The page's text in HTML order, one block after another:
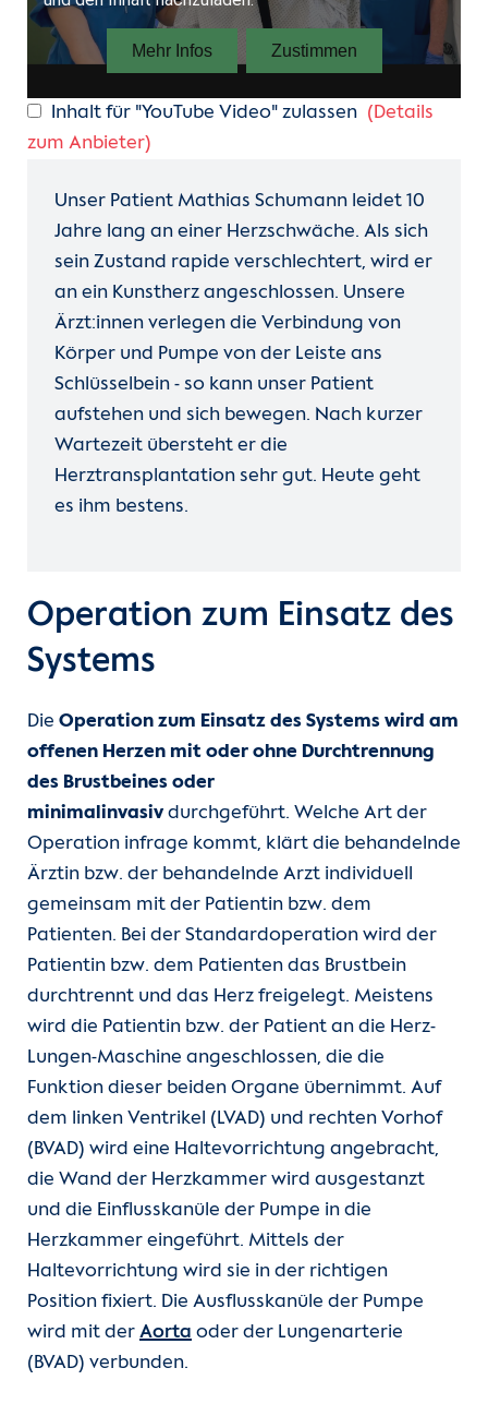
Unser Patient Mathias Schumann leidet 10
Jahre lang an einer Herzschwäche. Als sich
sein Zustand rapide verschlechtert, wird er
an ein Kunstherz angeschlossen. Unsere
Ärzt:innen verlegen die Verbindung von
Körper und Pumpe von der Leiste ans
Schlüsselbein - so kann unser Patient
aufstehen und sich bewegen. Nach kurzer
Wartezeit übersteht er die
Herztransplantation sehr gut. Heute geht
es ihm bestens.
Inhalt für "YouTube Video" zulassen (Details
zum Anbieter)
Operation zum Einsatz des
Systems
Die Operation zum Einsatz des Systems wird am
offenen Herzen mit oder ohne Durchtrennung
des Brustbeines oder
minimalinvasiv durchgeführt. Welche Art der
Operation infrage kommt, klärt die behandelnde
Ärztin bzw. der behandelnde Arzt individuell
gemeinsam mit der Patientin bzw. dem
Patienten. Bei der Standardoperation wird der
Patientin bzw. dem Patienten das Brustbein
durchtrennt und das Herz freigelegt. Meistens
wird die Patientin bzw. der Patient an die Herz-
Lungen-Maschine angeschlossen, die die
Funktion dieser beiden Organe übernimmt. Auf
dem linken Ventrikel (LVAD) und rechten Vorhof
(BVAD) wird eine Haltevorrichtung angebracht,
die Wand der Herzkammer wird ausgestanzt
und die Einflusskanüle der Pumpe in die
Herzkammer eingeführt. Mittels der
Haltevorrichtung wird sie in der richtigen
Position fixiert. Die Ausflusskanüle der Pumpe
wird mit der Aorta oder der Lungenarterie
(BVAD) verbunden.